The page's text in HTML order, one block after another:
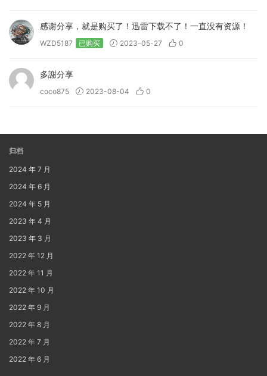
感谢分享，就是购买了！迅雷下载不了！一直没有资源！
WZD5187 已购买 2023-05-27 0
多謝分享
coco875 2023-08-04 0
归档
2024 年 7 月
2024 年 6 月
2024 年 5 月
2023 年 4 月
2023 年 3 月
2022 年 12 月
2022 年 11 月
2022 年 10 月
2022 年 9 月
2022 年 8 月
2022 年 7 月
2022 年 6 月